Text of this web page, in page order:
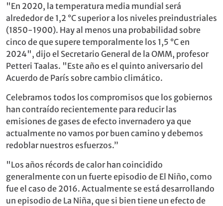
"En 2020, la temperatura media mundial será
alrededor de 1,2 °C superior a los niveles preindustriales
(1850-1900). Hay al menos una probabilidad sobre
cinco de que supere temporalmente los 1,5 °C en
2024", dijo el Secretario General de la OMM, profesor
Petteri Taalas. "Este año es el quinto aniversario del
Acuerdo de París sobre cambio climático.
Celebramos todos los compromisos que los gobiernos
han contraído recientemente para reducir las
emisiones de gases de efecto invernadero ya que
actualmente no vamos por buen camino y debemos
redoblar nuestros esfuerzos.”
"Los años récords de calor han coincidido
generalmente con un fuerte episodio de El Niño, como
fue el caso de 2016. Actualmente se está desarrollando
un episodio de La Niña, que si bien tiene un efecto de